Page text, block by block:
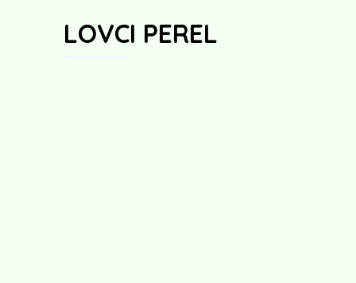
LOVCI PEREL